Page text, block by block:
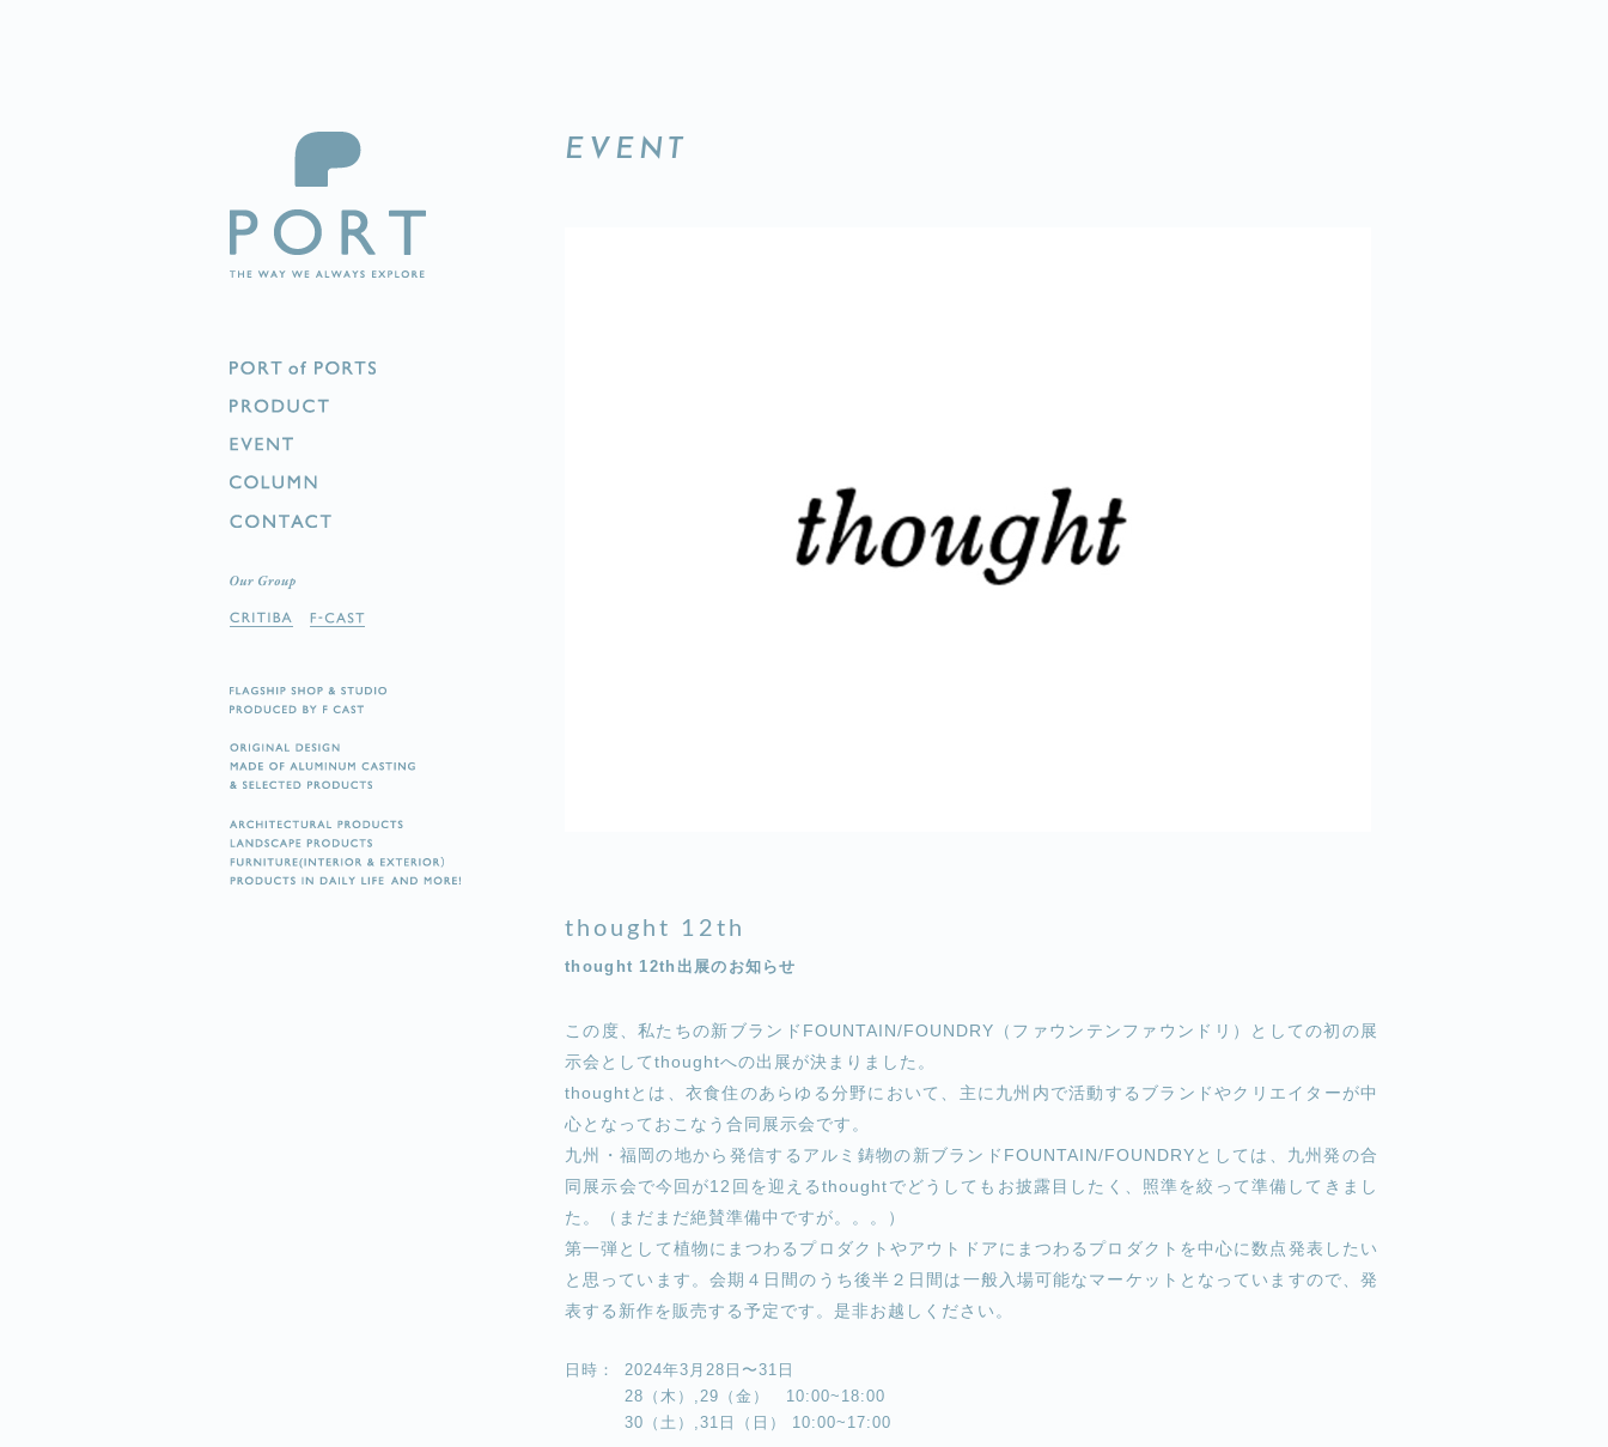
EVENT
thought 12th
thought 12th出展のお知らせ
この度、私たちの新ブランドFOUNTAIN/FOUNDRY（ファウンテンファウンドリ）としての初の展
示会としてthoughtへの出展が決まりました。
thoughtとは、衣食住のあらゆる分野において、主に九州内で活動するブランドやクリエイターが中
心となっておこなう合同展示会です。
九州・福岡の地から発信するアルミ鋳物の新ブランドFOUNTAIN/FOUNDRYとしては、九州発の合
同展示会で今回が12回を迎えるthoughtでどうしてもお披露目したく、照準を絞って準備してきまし
た。（まだまだ絶賛準備中ですが。。。）
第一弾として植物にまつわるプロダクトやアウトドアにまつわるプロダクトを中心に数点発表したい
と思っています。会期４日間のうち後半２日間は一般入場可能なマーケットとなっていますので、発
表する新作を販売する予定です。是非お越しください。
日時：
2024年3月28日〜31日
28（木）,29（金） 10:00~18:00
30（土）,31日（日） 10:00~17:00